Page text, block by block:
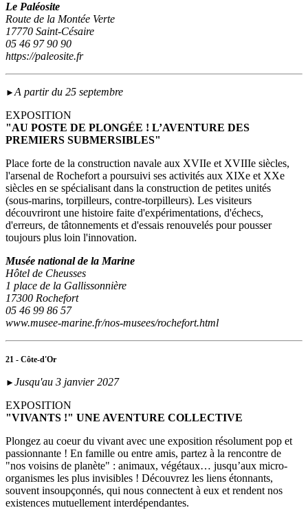
Le Paléosite
Route de la Montée Verte
17770 Saint-Césaire
05 46 97 90 90
https://paleosite.fr
►A partir du 25 septembre
EXPOSITION
"AU POSTE DE PLONGÉE ! L’AVENTURE DES
PREMIERS SUBMERSIBLES"
Place forte de la construction navale aux XVIIe et XVIIIe siècles,
l'arsenal de Rochefort a poursuivi ses activités aux XIXe et XXe
siècles en se spécialisant dans la construction de petites unités
(sous‑marins, torpilleurs, contre-torpilleurs). Les visiteurs
découvriront une histoire faite d'expérimentations, d'échecs,
d'erreurs, de tâtonnements et d'essais renouvelés pour pousser
toujours plus loin l'innovation.
Musée national de la Marine
Hôtel de Cheusses
1 place de la Gallissonnière
17300 Rochefort
05 46 99 86 57
www.musee-marine.fr/nos-musees/rochefort.html
21 - Côte-d'Or
► Jusqu'au 3 janvier 2027
EXPOSITION
"VIVANTS !" UNE AVENTURE COLLECTIVE
Plongez au coeur du vivant avec une exposition résolument pop et
passionnante ! En famille ou entre amis, partez à la rencontre de
"nos voisins de planète" : animaux, végétaux… jusqu’aux micro-
organismes les plus invisibles ! Découvrez les liens étonnants,
souvent insoupçonnés, qui nous connectent à eux et rendent nos
existences mutuellement interdépendantes.